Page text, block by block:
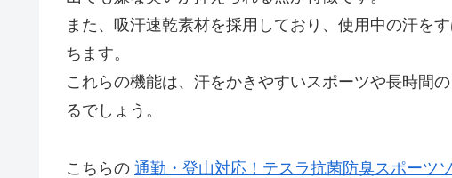
また、吸汗速乾素材を採用しており、使用中の汗を
ちます。
これらの機能は、汗をかきやすいスポーツや長時間
るでしょう。
こちらの 通勤・登山対応！テスラ抗菌防臭スポーツ